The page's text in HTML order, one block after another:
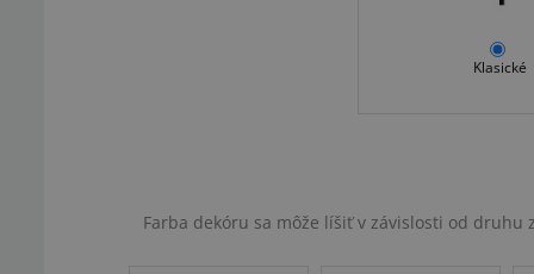
Klasické
Farba dekóru sa môže líšiť v závislosti od